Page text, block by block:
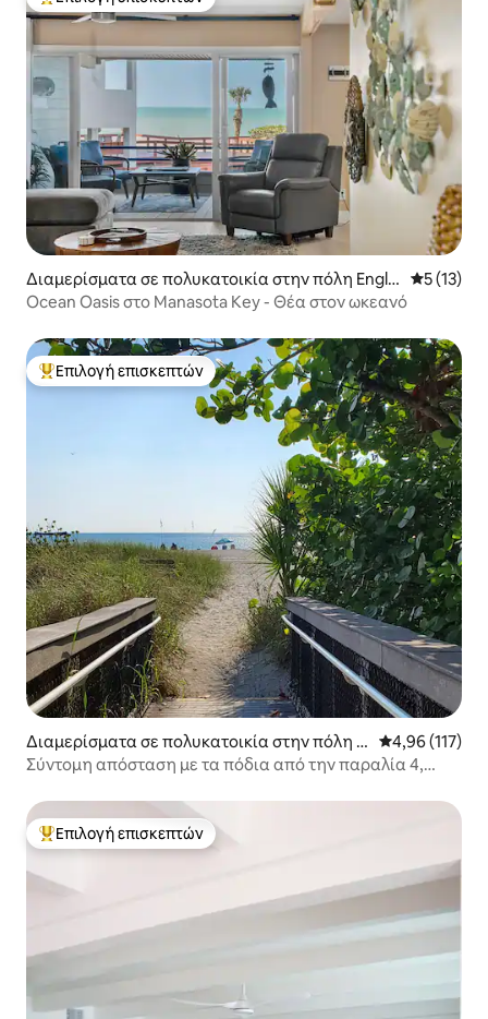
Κορυφαία επιλογή επισκεπτών
Διαμερίσματα σε πολυκατοικία στην πόλη Engle
wood
Μέση
5 (13)
Ocean Oasis στο Manasota Key - Θέα στον ωκεανό
Κορυφαία επιλογή επισκεπτών
Επιλογή επισκεπτών
Διαμερίσματα σε πολυκατοικία στην πόλη V
enice
Μέση
4,96 (117)
Σύντομη απόσταση με τα πόδια από την παραλία 4,
Κορυφαία επιλογή επισκεπτών
Επιλογή επισκεπτών